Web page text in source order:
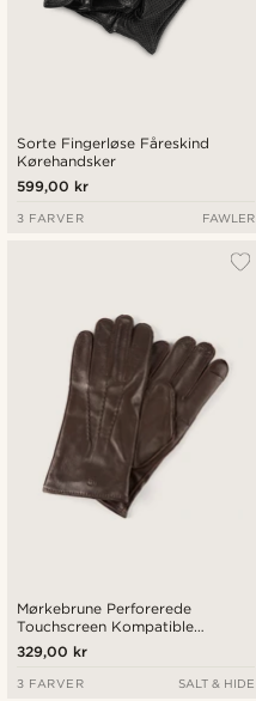
Sorte Fingerløse Fåreskind
Kørehandsker
599,00 kr
3 FARVER FAWLER
Mørkebrune Perforerede
Touchscreen Kompatible
Fåreskind Handsker med
Manchetter
329,00 kr
3 FARVER SALT & HIDE